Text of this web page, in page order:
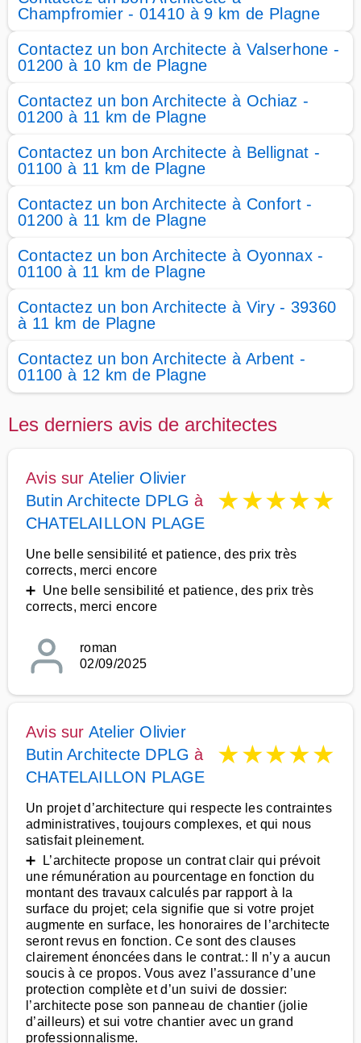
Champfromier - 01410 à 9 km de Plagne
Contactez un bon Architecte à Valserhone -
01200 à 10 km de Plagne
Contactez un bon Architecte à Ochiaz -
01200 à 11 km de Plagne
Contactez un bon Architecte à Bellignat -
01100 à 11 km de Plagne
Contactez un bon Architecte à Confort -
01200 à 11 km de Plagne
Contactez un bon Architecte à Oyonnax -
01100 à 11 km de Plagne
Contactez un bon Architecte à Viry - 39360
à 11 km de Plagne
Contactez un bon Architecte à Arbent -
01100 à 12 km de Plagne
Les derniers avis de architectes
Avis sur Atelier Olivier
Butin Architecte DPLG à
CHATELAILLON PLAGE
★★★★★
Une belle sensibilité et patience, des prix très
corrects, merci encore
➕ Une belle sensibilité et patience, des prix très
corrects, merci encore
roman
02/09/2025
Avis sur Atelier Olivier
Butin Architecte DPLG à
CHATELAILLON PLAGE
★★★★★
Un projet d’architecture qui respecte les contraintes
administratives, toujours complexes, et qui nous
satisfait pleinement.
➕ L’architecte propose un contrat clair qui prévoit
une rémunération au pourcentage en fonction du
montant des travaux calculés par rapport à la
surface du projet; cela signifie que si votre projet
augmente en surface, les honoraires de l’architecte
seront revus en fonction. Ce sont des clauses
clairement énoncées dans le contrat.: Il n’y a aucun
soucis à ce propos. Vous avez l’assurance d’une
protection complète et d’un suivi de dossier:
l’architecte pose son panneau de chantier (jolie
d’ailleurs) et sui votre chantier avec un grand
professionnalisme.